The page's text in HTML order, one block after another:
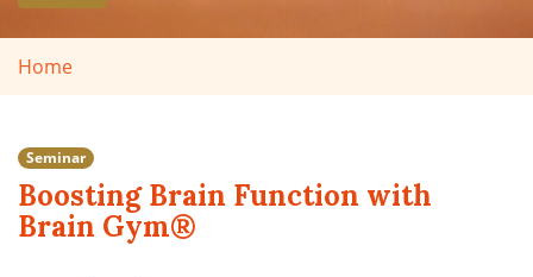
Home
Seminar
Boosting Brain Function with
Brain Gym®